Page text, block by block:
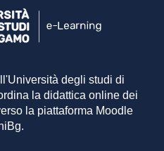
degli studi di
la didattica online dei
la piattaforma Moodle